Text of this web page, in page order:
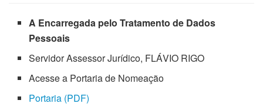
A Encarregada pelo Tratamento de Dados
Pessoais
Servidor Assessor Jurídico, FLÁVIO RIGO
Acesse a Portaria de Nomeação
Portaria (PDF)